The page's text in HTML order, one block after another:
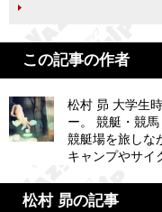
この記事の作者
松村 昴 大学生
ー。 競艇・競
競艇場を旅しな
キャンプやサイ
松村 昴の記事